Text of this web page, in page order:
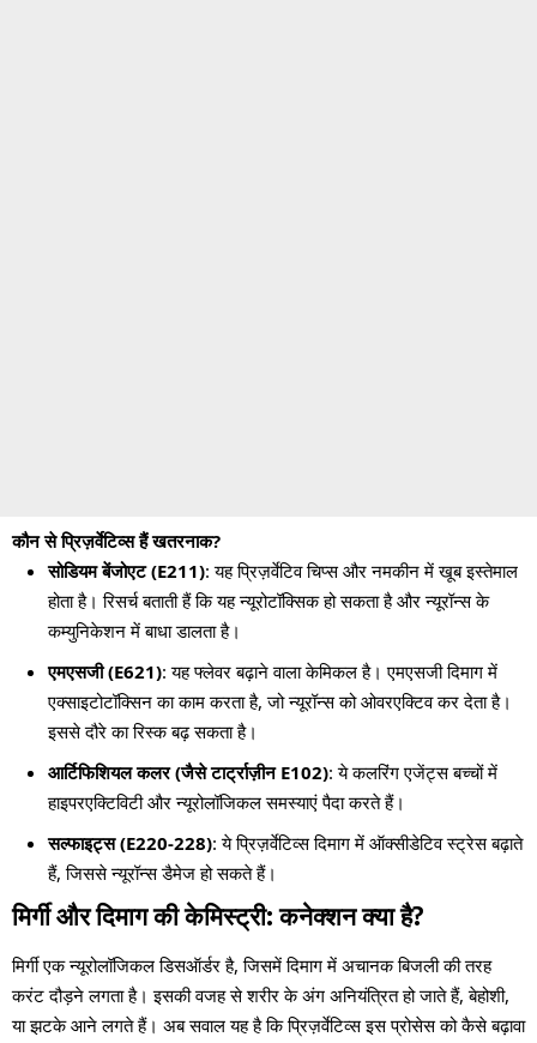
कौन से प्रिज़र्वेटिव्स हैं खतरनाक?
सोडियम बेंजोएट (E211): यह प्रिज़र्वेटिव चिप्स और नमकीन में खूब इस्तेमाल
होता है। रिसर्च बताती हैं कि यह न्यूरोटॉक्सिक हो सकता है और न्यूरॉन्स के
कम्युनिकेशन में बाधा डालता है।
एमएसजी (E621): यह फ्लेवर बढ़ाने वाला केमिकल है। एमएसजी दिमाग में
एक्साइटोटॉक्सिन का काम करता है, जो न्यूरॉन्स को ओवरएक्टिव कर देता है।
इससे दौरे का रिस्क बढ़ सकता है।
आर्टिफिशियल कलर (जैसे टार्ट्राज़ीन E102): ये कलरिंग एजेंट्स बच्चों में
हाइपरएक्टिविटी और न्यूरोलॉजिकल समस्याएं पैदा करते हैं।
सल्फाइट्स (E220-228): ये प्रिज़र्वेटिव्स दिमाग में ऑक्सीडेटिव स्ट्रेस बढ़ाते
हैं, जिससे न्यूरॉन्स डैमेज हो सकते हैं।
मिर्गी और दिमाग की केमिस्ट्री: कनेक्शन क्या है?
मिर्गी एक न्यूरोलॉजिकल डिसऑर्डर है, जिसमें दिमाग में अचानक बिजली की तरह
करंट दौड़ने लगता है। इसकी वजह से शरीर के अंग अनियंत्रित हो जाते हैं, बेहोशी,
या झटके आने लगते हैं। अब सवाल यह है कि प्रिज़र्वेटिव्स इस प्रोसेस को कैसे बढ़ावा